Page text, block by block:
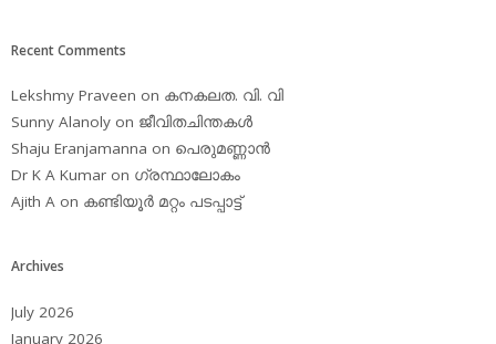
Recent Comments
Lekshmy Praveen on കനകലത. വി. വി
Sunny Alanoly on ജീവിതചിന്തകള്‍
Shaju Eranjamanna on പെരുമണ്ണാന്‍
Dr K A Kumar on ഗ്രന്ഥാലോകം
Ajith A on കണ്ടിയൂര്‍ മറ്റം പടപ്പാട്ട്‌
Archives
July 2026
January 2026